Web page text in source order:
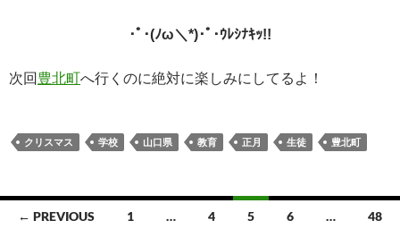
･ﾟ･(ﾉω＼*)･ﾟ･ｳﾚｼﾅｷｯ!!
次回豊北町へ行くのに絶対に楽しみにしてるよ！
クリスマス 学校 山口県 教育 正月 生徒 豊北町
Posts
← PREVIOUS 1 … 4 5 6 … 48